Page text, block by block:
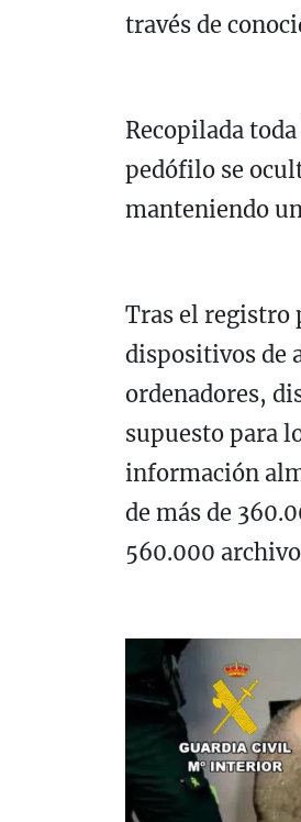
través de
Recopilada
pedófilo se
manteniendo
Tras el registro
dispositivos de
ordenadores,
supuesto para
información
de más de
560.000